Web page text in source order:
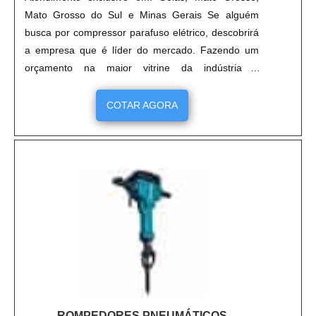
Mato Grosso do Sul e Minas Gerais Se alguém
busca por compressor parafuso elétrico, descobrirá
a empresa que é líder do mercado. Fazendo um
orçamento na maior vitrine da indústria e
conhecendo a líder do segmento. É importante
lembrar que o produto deve sempre ser adquirido
com empresas especializadas no segmento. Esse
tipo de cuidado ajuda a garantir a qualidade e
com substituições frequentes de peças defeituosas.
Assim, é possível poupar gastos desnecessários.
UM POUCO MAIS SOBRE COMPRESSOR
compressor parafuso elétrico em uma empresa
inovadora, vai até o site da VetorV. Empresa
e assistência técnica multimarcas, focando em
COTAR AGORA